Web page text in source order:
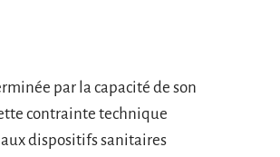
par la capacité de son
contrainte technique
dispositifs sanitaires